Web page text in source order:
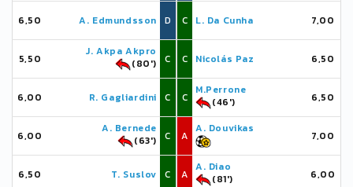
6,50 A. Edmundsson D
5,50
J. Akpa Akpro
(80')
C
6,00 R. Gagliardini C
6,00
A. Bernede
(63')
C
6,50 T. Suslov C
C L. Da Cunha 7,00
C Nicolás Paz 6,50
C
M.Perrone
(46')
6,50
A
A. Douvikas
7,00
A
A. Diao
(81')
6,00